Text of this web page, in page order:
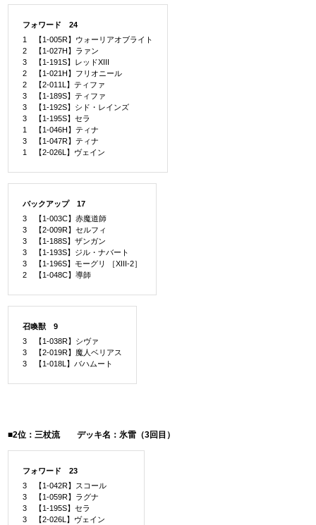
フォワード 24
1 【1-005R】ウォーリアオブライト
2 【1-027H】ラァン
3 【1-191S】レッドXIII
2 【1-021H】フリオニール
2 【2-011L】ティファ
3 【1-189S】ティファ
3 【1-192S】シド・レインズ
3 【1-195S】セラ
1 【1-046H】ティナ
3 【1-047R】ティナ
1 【2-026L】ヴェイン
バックアップ 17
3 【1-003C】赤魔道師
3 【2-009R】セルフィ
3 【1-188S】ザンガン
3 【1-193S】ジル・ナバート
3 【1-196S】モーグリ ［XIII-2］
2 【1-048C】導師
召喚獣 9
3 【1-038R】シヴァ
3 【2-019R】魔人ベリアス
3 【1-018L】バハムート
■2位：三杖流 デッキ名：氷雷（3回目）
フォワード 23
3 【1-042R】スコール
3 【1-059R】ラグナ
3 【1-195S】セラ
3 【2-026L】ヴェイン